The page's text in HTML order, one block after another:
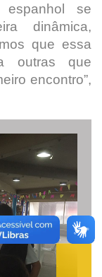
se
dinâmica,
que essa
outras que
encontro”,